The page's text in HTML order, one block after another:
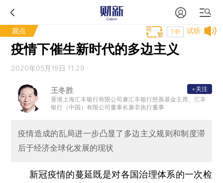
观点 试听
T中
疫情下催生新时代的多边主义
2020年05月19日 11:29
王冬胜
香港上海汇丰银行有限公司兼汇丰银行慈善基金主席、汇丰
银行（中国）有限公司董事长兼非执行董事
+关注
疫情造成的乱局进一步凸显了多边主义规则和制度滞
后于经济全球化发展的现状
新冠疫情的蔓延既是对各国治理体系的一次检